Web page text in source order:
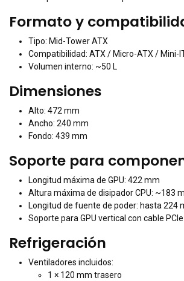
Formato y
Tipo: Mid-Tower ATX
Compatibilidad: ATX / Micro-ATX / Mini-
Volumen interno: ~50 L
Dimensiones
Alto: 472 mm
Ancho: 240 mm
Fondo: 439 mm
Soporte para
Longitud máxima de GPU: 422 mm
Altura máxima de disipador CPU: ~183
Longitud de fuente de poder: hasta 224
Soporte para GPU vertical con cable
Refrigeración
Ventiladores incluidos:
1 × 120 mm trasero